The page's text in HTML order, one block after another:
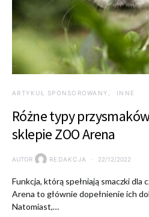
ARTYKUŁ SPONSOROWANY INNE
Różne typy
sklepie ZOO Arena
AUTOR REDAKCJA 22/12/2022
Funkcja, którą spełniają smaczki
Arena to głównie dopełnienie ich
Natomiast,…